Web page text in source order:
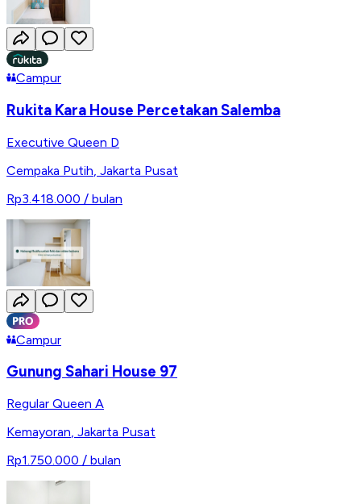
Campur
Rukita Kara House Percetakan Salemba
Executive Queen D
Cempaka Putih Jakarta Pusat
Rp3.418.000 / bulan
Campur
Gunung Sahari House 97
Regular Queen A
Kemayoran, Jakarta Pusat
Rp1.750.000 / bulan